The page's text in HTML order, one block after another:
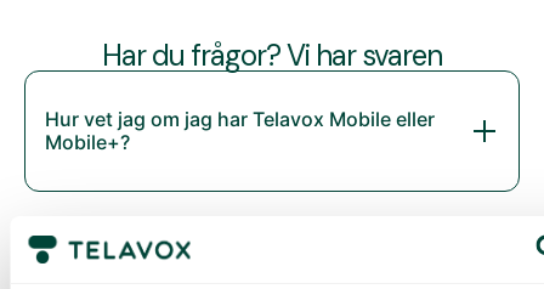
Har du frågor? Vi har svaren
Hur vet jag om jag har Telavox Mobile eller
Mobile+?